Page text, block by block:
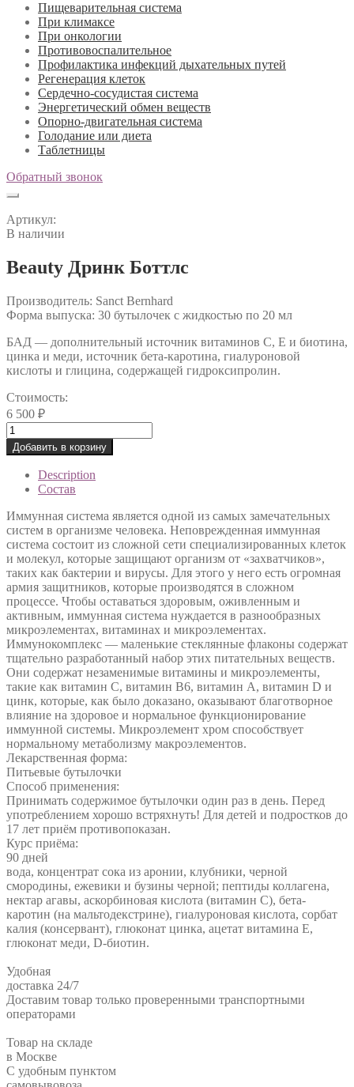
Пищеварительная система
При климаксе
При онкологии
Противовоспалительное
Профилактика инфекций дыхательных путей
Регенерация клеток
Сердечно-сосудистая система
Энергетический обмен веществ
Опорно-двигательная система
Голодание или диета
Таблетницы
Обратный звонок
Артикул:
В наличии
Beauty Дринк Боттлс
Производитель: Sanct Bernhard
Форма выпуска: 30 бутылочек с жидкостью по 20 мл
БАД — дополнительный источник витаминов С, Е и биотина,
цинка и меди, источник бета-каротина, гиалуроновой
кислоты и глицина, содержащей гидроксипролин.
Стоимость:
6 500 ₽
Beauty
Дринк
Боттлс
quantity
Добавить в корзину
Description
Состав
Иммунная система является одной из самых замечательных
систем в организме человека. Неповрежденная иммунная
система состоит из сложной сети специализированных клеток
и молекул, которые защищают организм от «захватчиков»,
таких как бактерии и вирусы. Для этого у него есть огромная
армия защитников, которые производятся в сложном
процессе. Чтобы оставаться здоровым, оживленным и
активным, иммунная система нуждается в разнообразных
микроэлементах, витаминах и микроэлементах.
Иммунокомплекс — маленькие стеклянные флаконы содержат
тщательно разработанный набор этих питательных веществ.
Они содержат незаменимые витамины и микроэлементы,
такие как витамин С, витамин В6, витамин А, витамин D и
цинк, которые, как было доказано, оказывают благотворное
влияние на здоровое и нормальное функционирование
иммунной системы. Микроэлемент хром способствует
нормальному метаболизму макроэлементов.
Лекарственная форма:
Питьевые бутылочки
Способ применения:
Принимать содержимое бутылочки один раз в день. Перед
употреблением хорошо встряхнуть! Для детей и подростков до
17 лет приём противопоказан.
Курс приёма:
90 дней
вода, концентрат сока из аронии, клубники, черной
смородины, ежевики и бузины черной; пептиды коллагена,
нектар агавы, аскорбиновая кислота (витамин С), бета-
каротин (на мальтодекстрине), гиалуроновая кислота, сорбат
калия (консервант), глюконат цинка, ацетат витамина Е,
глюконат меди, D-биотин.
Удобная
доставка 24/7
Доставим товар только проверенными транспортными
операторами
Товар на складе
в Москве
С удобным пунктом